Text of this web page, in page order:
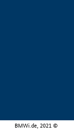
BMWi.de, 2021 ©